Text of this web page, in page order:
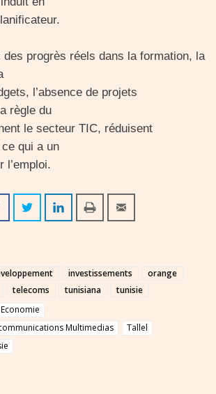
des progrès réels dans la formation, la
l’absence de projets
règle du
le secteur TIC, réduisent
qui a un
l’emploi.
investissements
orange
telecoms tunisiana
tunisie
Economie
Multimedias
Tallel